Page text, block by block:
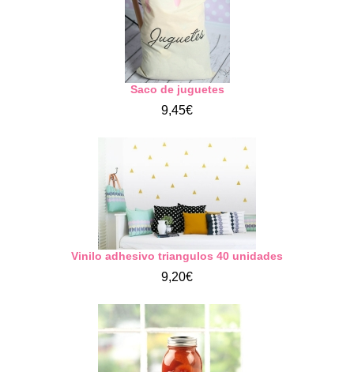
Saco de juguetes
9,45€
Vinilo adhesivo triangulos 40 unidades
9,20€